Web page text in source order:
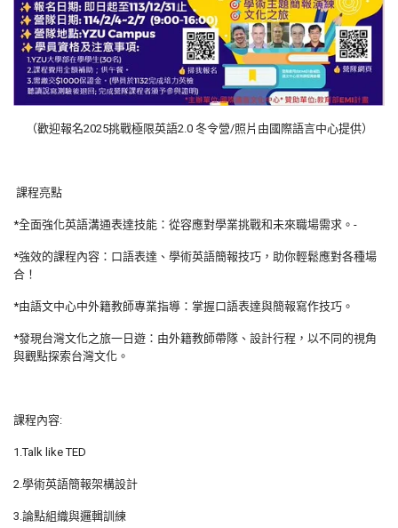
（歡迎報名2025挑戰極限英語2.0 冬令營/照片由國際語言中心提供）
課程亮點
*全面強化英語溝通表達技能：從容應對學業挑戰和未來職場需求。-
*強效的課程內容：口語表達、學術英語簡報技巧，助你輕鬆應對各種場
合！
*由語文中心中外籍教師專業指導：掌握口語表達與簡報寫作技巧。
*發現台灣文化之旅一日遊：由外籍教師帶隊、設計行程，以不同的視角
與觀點探索台灣文化。
課程內容:
1.Talk like TED
2.學術英語簡報架構設計
3.論點組織與邏輯訓練